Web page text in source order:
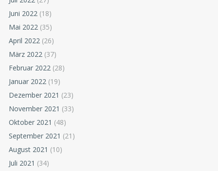
Juni 2022 (18)
Mai 2022 (35)
April 2022 (26)
März 2022 (37)
Februar 2022 (28)
Januar 2022 (19)
Dezember 2021 (23)
November 2021 (33)
Oktober 2021 (48)
September 2021 (21)
August 2021 (10)
Juli 2021 (34)